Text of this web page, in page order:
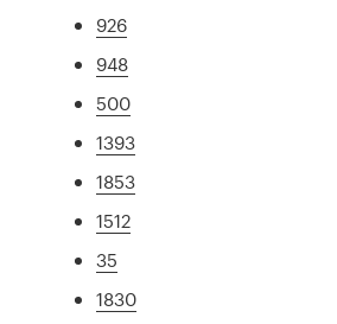
926
948
500
1393
1853
1512
35
1830